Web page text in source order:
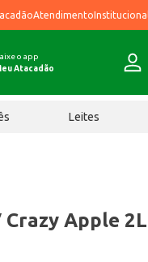
AtendimentoInstitucional
o app
Atacadão
Leites
Apple 2L